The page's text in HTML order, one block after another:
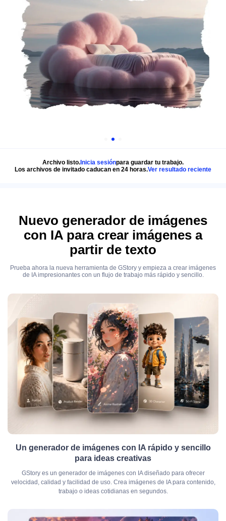
Archivo listo. Inicia sesiónpara guardar tu trabajo.
Los archivos de invitado caducan en 24 horas.Ver resultado reciente
Nuevo generador de imágenes
con IA para crear imágenes a
partir de texto
Prueba ahora la nueva herramienta de GStory y empieza a crear imágenes
de IA impresionantes con un flujo de trabajo más rápido y sencillo.
Un generador de imágenes con IA rápido y sencillo
para ideas creativas
GStory es un generador de imágenes con IA diseñado para ofrecer
velocidad, calidad y facilidad de uso. Crea imágenes de IA para contenido,
trabajo o ideas cotidianas en segundos.